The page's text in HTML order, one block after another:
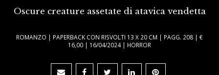
Oscure creature assetate di atavica vendetta
ROMANZO | PAPERBACK CON RISVOLTI 13 X 20 CM | PAGG. 208 | €
16,00 | 16/04/2024 | HORROR